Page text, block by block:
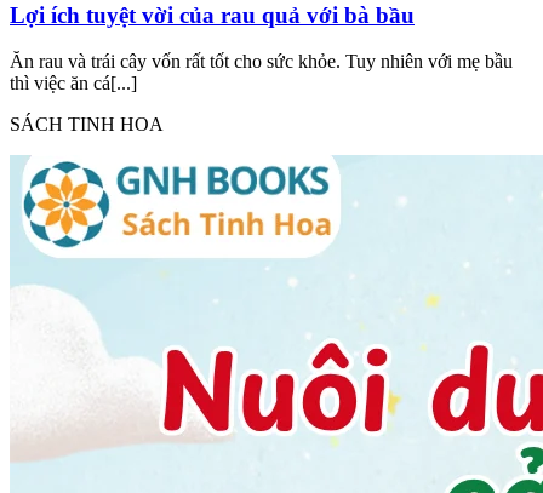
Lợi ích tuyệt vời của rau quả với bà bầu
Ăn rau và trái cây vốn rất tốt cho sức khỏe. Tuy nhiên với mẹ bầu
thì việc ăn cá[...]
SÁCH TINH HOA